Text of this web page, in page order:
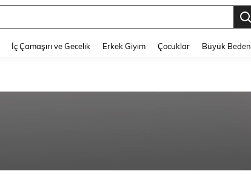
İç Çamaşırı ve Gecelik Erkek Giyim Çocuklar Büyük Beden